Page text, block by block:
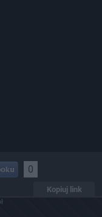
0
Kopiuj link